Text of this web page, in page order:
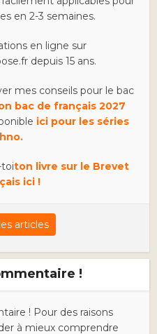
en 2-3 semaines.
en ligne sur
depuis 15 ans.
mes conseils pour le bac
bac de français 2027
ici pour les séries
ton livre sur le Brevet
ici !
articles
!
! Pour des raisons
à mieux comprendre